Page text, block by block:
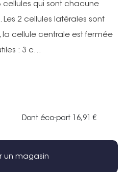
cellules qui sont chacune
Les 2 cellules latérales sont
cellule centrale est fermée
: 3 c...
Dont éco-part 16,91 €
un magasin